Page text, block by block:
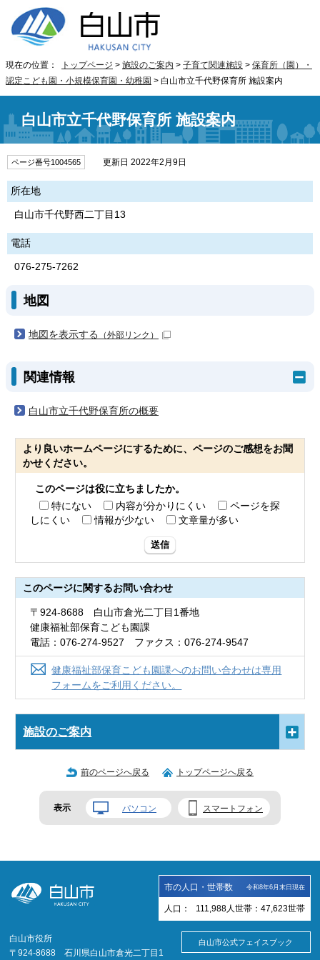
現在の位置： トップページ > 施設のご案内 > 子育て関連施設 > 保育所（園）・
認定こども園・小規模保育園・幼稚園 > 白山市立千代野保育所 施設案内
白山市立千代野保育所 施設案内
ページ番号1004565 更新日 2022年2月9日
所在地
白山市千代野西二丁目13
電話
076-275-7262
地図
地図を表示する （外部リンク）
関連情報
白山市立千代野保育所の概要
より良いホームページにするために、ページのご感想をお聞
かせください。
このページは役に立ちましたか。
特にない
内容が分かりにくい
ページを探
しにくい
情報が少ない 文章量が多い
送信
このページに関するお問い合わせ
〒924-8688 白山市倉光二丁目1番地
健康福祉部保育こども園課
電話：076-274-9527 ファクス：076-274-9547
健康福祉部保育こども園課へのお問い合わせは専用
フォームをご利用ください。
施設のご案内
前のページへ戻る トップページへ戻る
表示 パソコン スマートフォン
市の人口・世帯数 令和8年6月末日現在
人口： 111,988 人 世帯： 47,623世帯
白山市役所
〒924-8688 石川県白山市倉光二丁目1
白山市公式フェイスブック